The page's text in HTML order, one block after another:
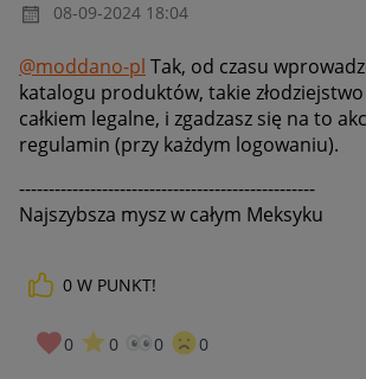
‎08-09-2024 18:04
@moddano-pl Tak, od czasu
katalogu produktów, takie
całkiem legalne, i zgadzasz się na to
regulamin (przy każdym logowaniu).
--------------------------------------------------
Najszybsza mysz w całym Meksyku
0 W PUNKT!
0 0 0 0